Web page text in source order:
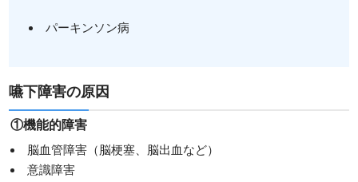
パーキンソン病
嚥下障害の原因
①機能的障害
脳血管障害（脳梗塞、脳出血など）
意識障害